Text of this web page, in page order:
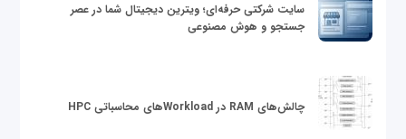
سایت شرکتی حرفه‌ای؛ ویترین دیجیتال شما در عصر
جستجو و هوش مصنوعی
چالش‌های RAM در Workloadهای محاسباتی HPC